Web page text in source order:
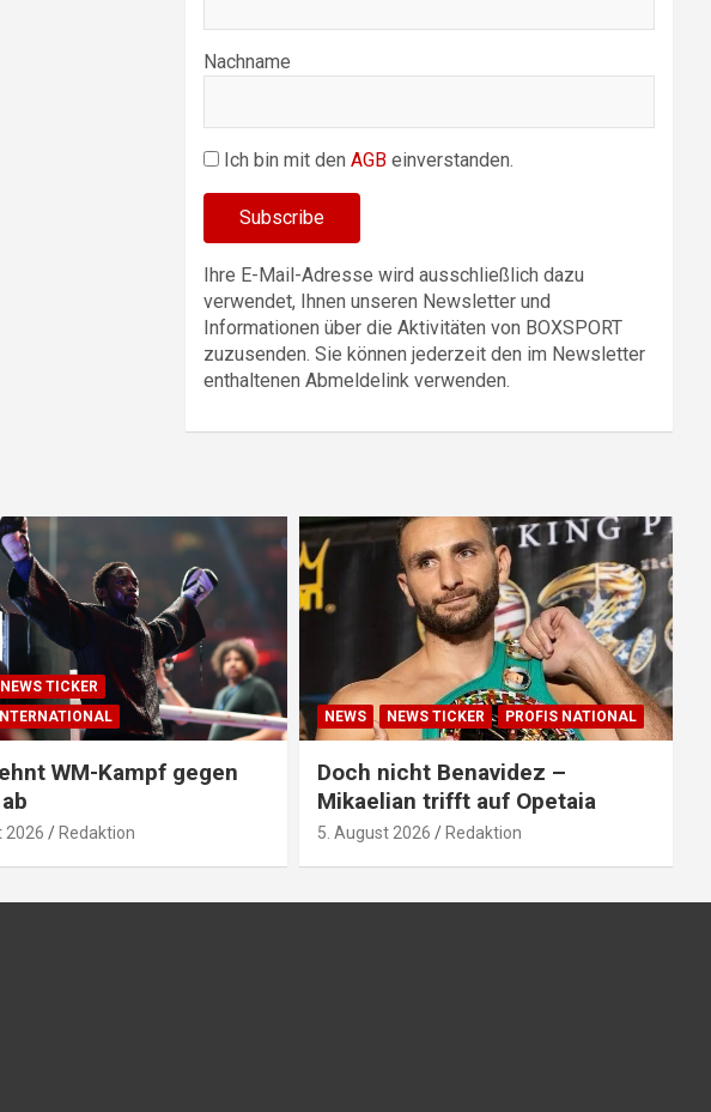
Nachname
Ich bin mit denAGB einverstanden.
Ihre E-Mail-Adresse wird ausschließlich dazu
verwendet, Ihnen unseren Newsletter und
Informationen über die Aktivitäten von BOXSPORT
zuzusenden. Sie können jederzeit den im Newsletter
enthaltenen Abmeldelink verwenden.
NEWS TICKER
WM-Kampf gegen
2026 Redaktion
NEWS NEWS TICKER PROFIS NATIONAL
Doch nicht Benavidez –
Mikaelian trifft auf Opetaia
5. August 2026 Redaktion